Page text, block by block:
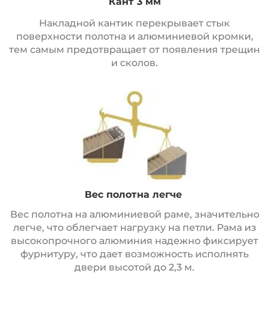
Накладной кантик перекрывает стык
поверхности полотна и алюминиевой кромки,
тем самым предотвращает от появления трещин
и сколов.
Вес полотна легче
Вес полотна на алюминиевой раме, значительно
легче, что облегчает нагрузку на петли. Рама из
высокопрочного алюминия надежно фиксирует
фурнитуру, что дает возможность исполнять
двери высотой до 2,3 м.